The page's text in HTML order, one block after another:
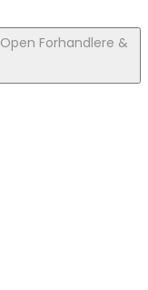
Open Forhandlere &